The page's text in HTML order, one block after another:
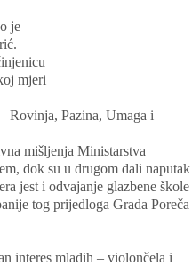
je
mjeri
Rovinja, Pazina, Umaga i
mišljenja Ministarstva
dok su u drugom dali naputak
jest i odvajanje glazbene škole
tog prijedloga Grada Poreča
interes mladih – violončela i